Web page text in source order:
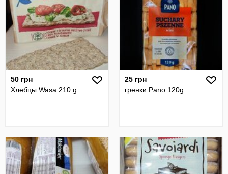
50 грн
Хлебцы Wasa 210 g
25 грн
гренки Pano 120g